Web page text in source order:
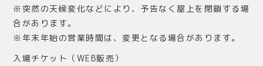
※突然の天候変化などにより、予告なく屋上を閉鎖する場
合があります。
※年末年始の営業時間は、変更となる場合があります。
⼊場チケット（WEB販売）